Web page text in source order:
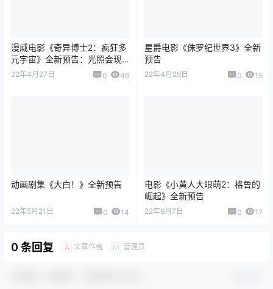
漫威电影《奇异博士2：疯狂多
元宇宙》全新预告：光照会现
身
22年4月27日 0 46
星爵电影《侏罗纪世界3》全新
预告
22年4月29日 0 15
动画剧集《大白！》全新预告
22年5月21日 0 14
电影《小黄人大眼萌2：格鲁的
崛起》全新预告
22年6月7日 0 17
0 条回复 A 文章作者 M 管理员